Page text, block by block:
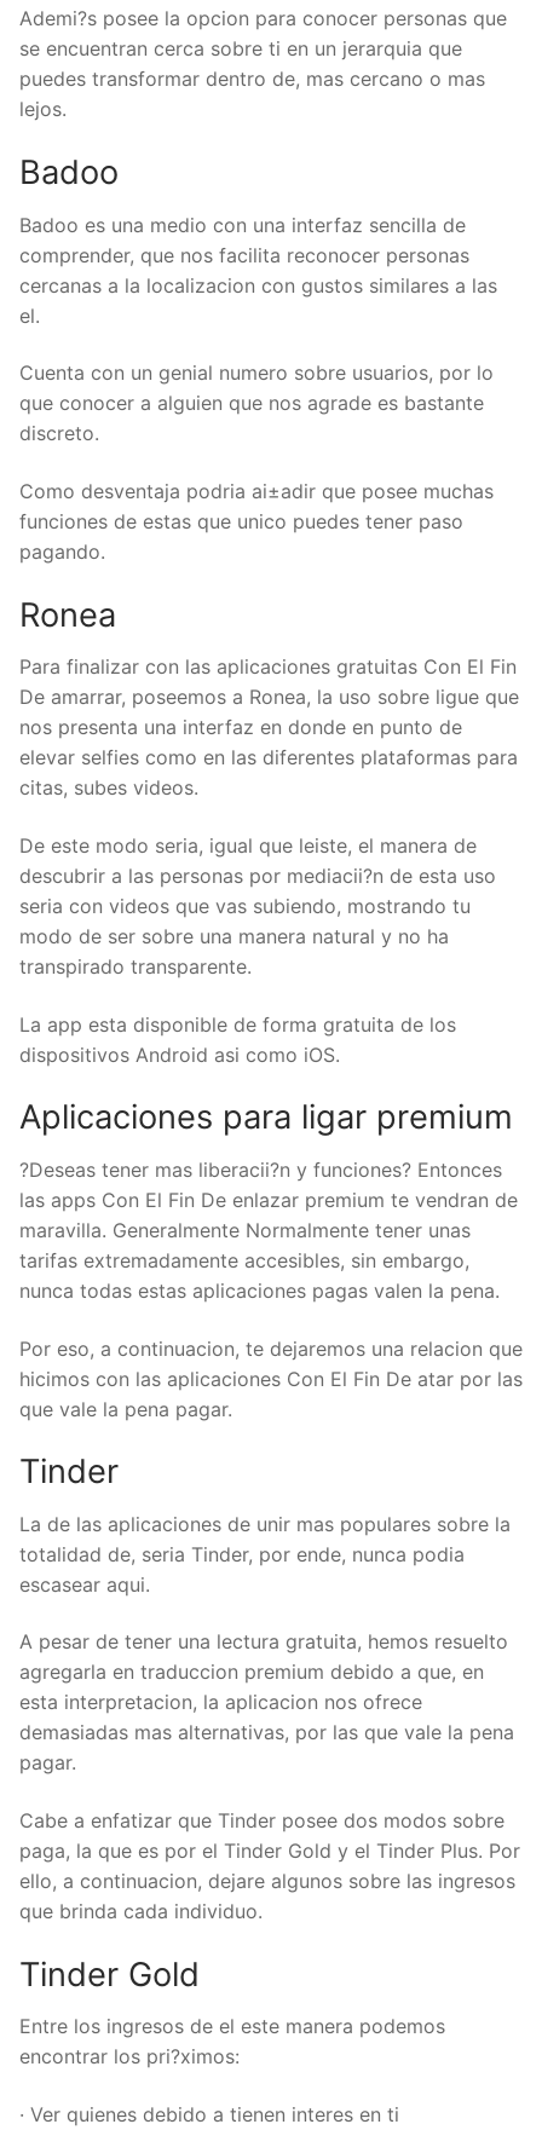
Ademi?s posee la opcion para conocer personas que
se encuentran cerca sobre ti en un jerarqui­a que
puedes transformar dentro de, mas cercano o mas
lejos.
Badoo
Badoo es una medio con una interfaz sencilla de
comprender, que nos facilita reconocer personas
cercanas a la localizacion con gustos similares a las
el.
Cuenta con un genial numero sobre usuarios, por lo
que conocer a alguien que nos agrade es bastante
discreto.
Como desventaja podria ai±adir que posee muchas
funciones de estas que unico puedes tener paso
pagando.
Ronea
Para finalizar con las aplicaciones gratuitas Con El Fin
De amarrar, poseemos a Ronea, la uso sobre ligue que
nos presenta una interfaz en donde en punto de
elevar selfies como en las diferentes plataformas para
citas, subes videos.
De este modo seri­a, igual que leiste, el manera de
descubrir a las personas por mediacii?n de esta uso
seri­a con videos que vas subiendo, mostrando tu
modo de ser sobre una manera natural y no ha
transpirado transparente.
La app esta disponible de forma gratuita de los
dispositivos Android asi­ como iOS.
Aplicaciones para ligar premium
?Deseas tener mas liberacii?n y funciones? Entonces
las apps Con El Fin De enlazar premium te vendran de
maravilla. Generalmente Normalmente tener unas
tarifas extremadamente accesibles, sin embargo,
nunca todas estas aplicaciones pagas valen la pena.
Por eso, a continuacion, te dejaremos una relacion que
hicimos con las aplicaciones Con El Fin De atar por las
que vale la pena pagar.
Tinder
La de las aplicaciones de unir mas populares sobre la
totalidad de, seri­a Tinder, por ende, nunca podia
escasear aqui.
A pesar de tener una lectura gratuita, hemos resuelto
agregarla en traduccion premium debido a que, en
esta interpretacion, la aplicacion nos ofrece
demasiadas mas alternativas, por las que vale la pena
pagar.
Cabe a enfatizar que Tinder posee dos modos sobre
paga, la que es por el Tinder Gold y el Tinder Plus. Por
ello, a continuacion, dejare algunos sobre las ingresos
que brinda cada individuo.
Tinder Gold
Entre los ingresos de el este manera podemos
encontrar los pri?ximos:
· Ver quienes debido a tienen interes en ti